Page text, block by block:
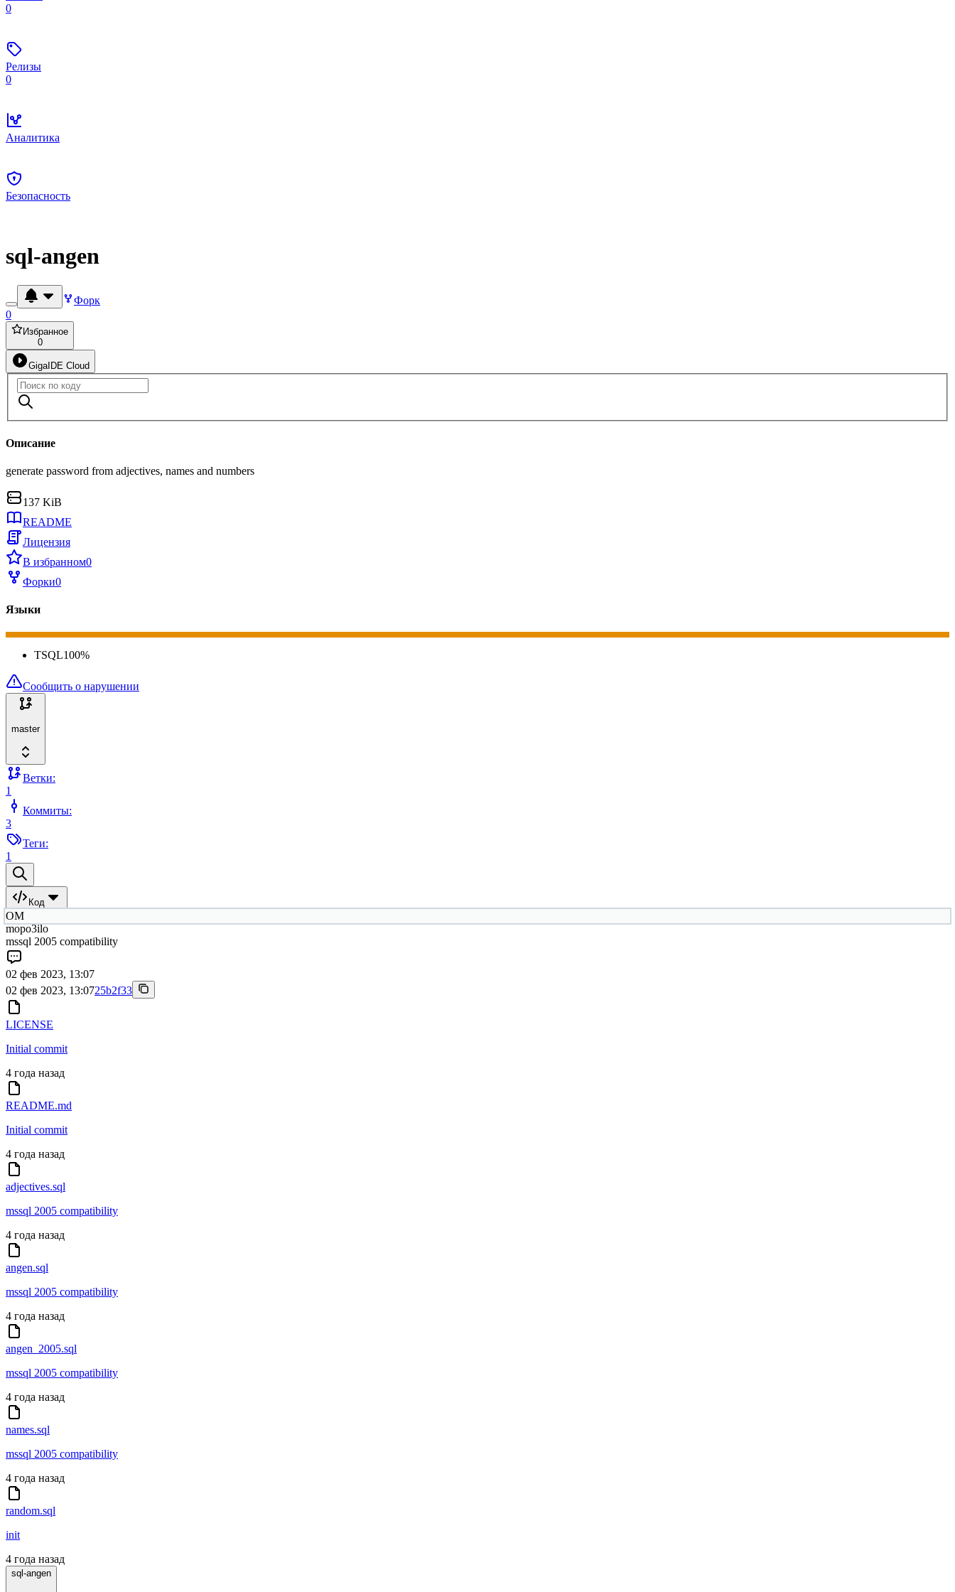
0
Релизы
0
Аналитика
Безопасность
sql-angen
Форк
0
Избранное
0
GigaIDE Cloud
Описание
generate password from adjectives, names and numbers
137 KiB
README
Лицензия
В избранном0
Форки0
Языки
TSQL100%
Сообщить о нарушении
master
Ветки:
1
Коммиты:
3
Теги:
1
Код
ОМ
mopo3ilo
mssql 2005 compatibility
02 фев 2023, 13:07
02 фев 2023, 13:0725b2f33
LICENSE
Initial commit
4 года назад
README.md
Initial commit
4 года назад
adjectives.sql
mssql 2005 compatibility
4 года назад
angen.sql
mssql 2005 compatibility
4 года назад
angen_2005.sql
mssql 2005 compatibility
4 года назад
names.sql
mssql 2005 compatibility
4 года назад
random.sql
init
4 года назад
sql-angen